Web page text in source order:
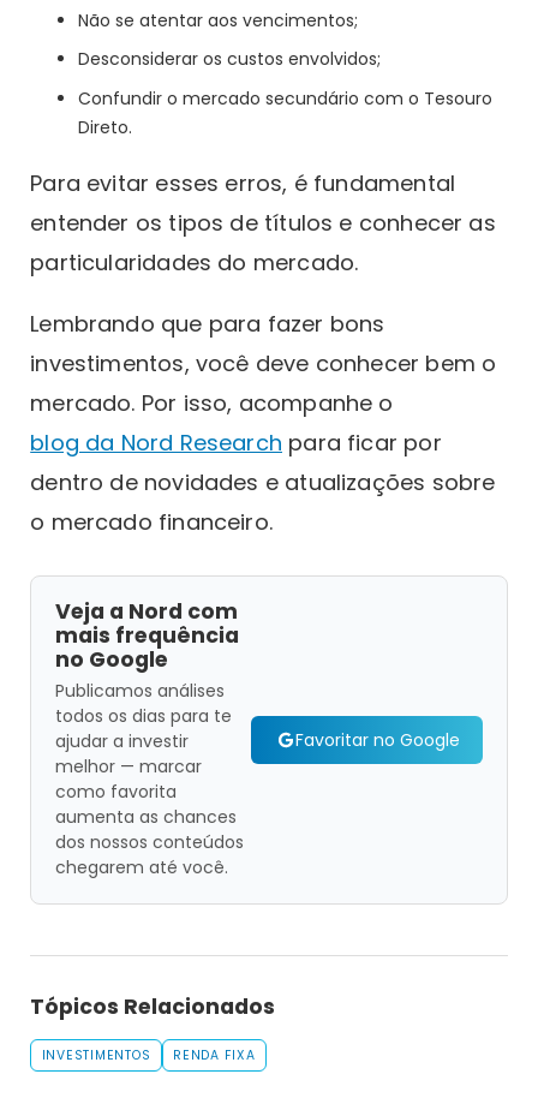
Não se atentar aos vencimentos;
Desconsiderar os custos envolvidos;
Confundir o mercado secundário com o Tesouro
Direto.
Para evitar esses erros, é fundamental
entender os tipos de títulos e conhecer as
particularidades do mercado.
Lembrando que para fazer bons
investimentos, você deve conhecer bem o
mercado. Por isso, acompanhe o
blog da Nord Research para ficar por
dentro de novidades e atualizações sobre
o mercado financeiro.
Veja a Nord com
mais frequência
no Google
Publicamos análises
todos os dias para te
ajudar a investir
melhor — marcar
como favorita
aumenta as chances
dos nossos conteúdos
chegarem até você.
Favoritar no Google
Tópicos Relacionados
INVESTIMENTOS RENDA FIXA